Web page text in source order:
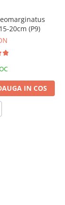
20cm (P9)
IN COS